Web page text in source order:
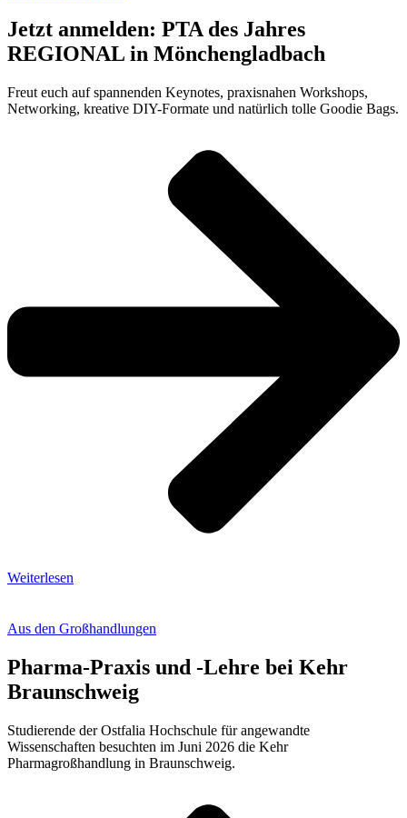
Jetzt anmelden: PTA des Jahres
REGIONAL in Mönchengladbach
Freut euch auf spannenden Keynotes, praxisnahen Workshops,
Networking, kreative DIY-Formate und natürlich tolle Goodie Bags.
Weiterlesen
Aus den Großhandlungen
Pharma-Praxis und -Lehre bei Kehr
Braunschweig
Studierende der Ostfalia Hochschule für angewandte
Wissenschaften besuchten im Juni 2026 die Kehr
Pharmagroßhandlung in Braunschweig.